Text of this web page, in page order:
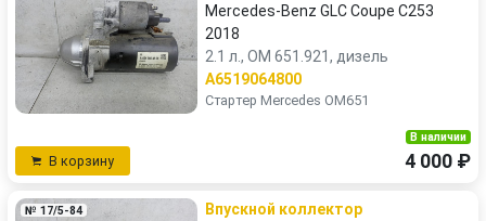
Mercedes-Benz GLC Coupe C253
2018
2.1 л., OM 651.921, дизель
A6519064800
Стартер Mercedes OM651
В корзину
В наличии
4 000 ₽
№ 17/5-84
Впускной коллектор